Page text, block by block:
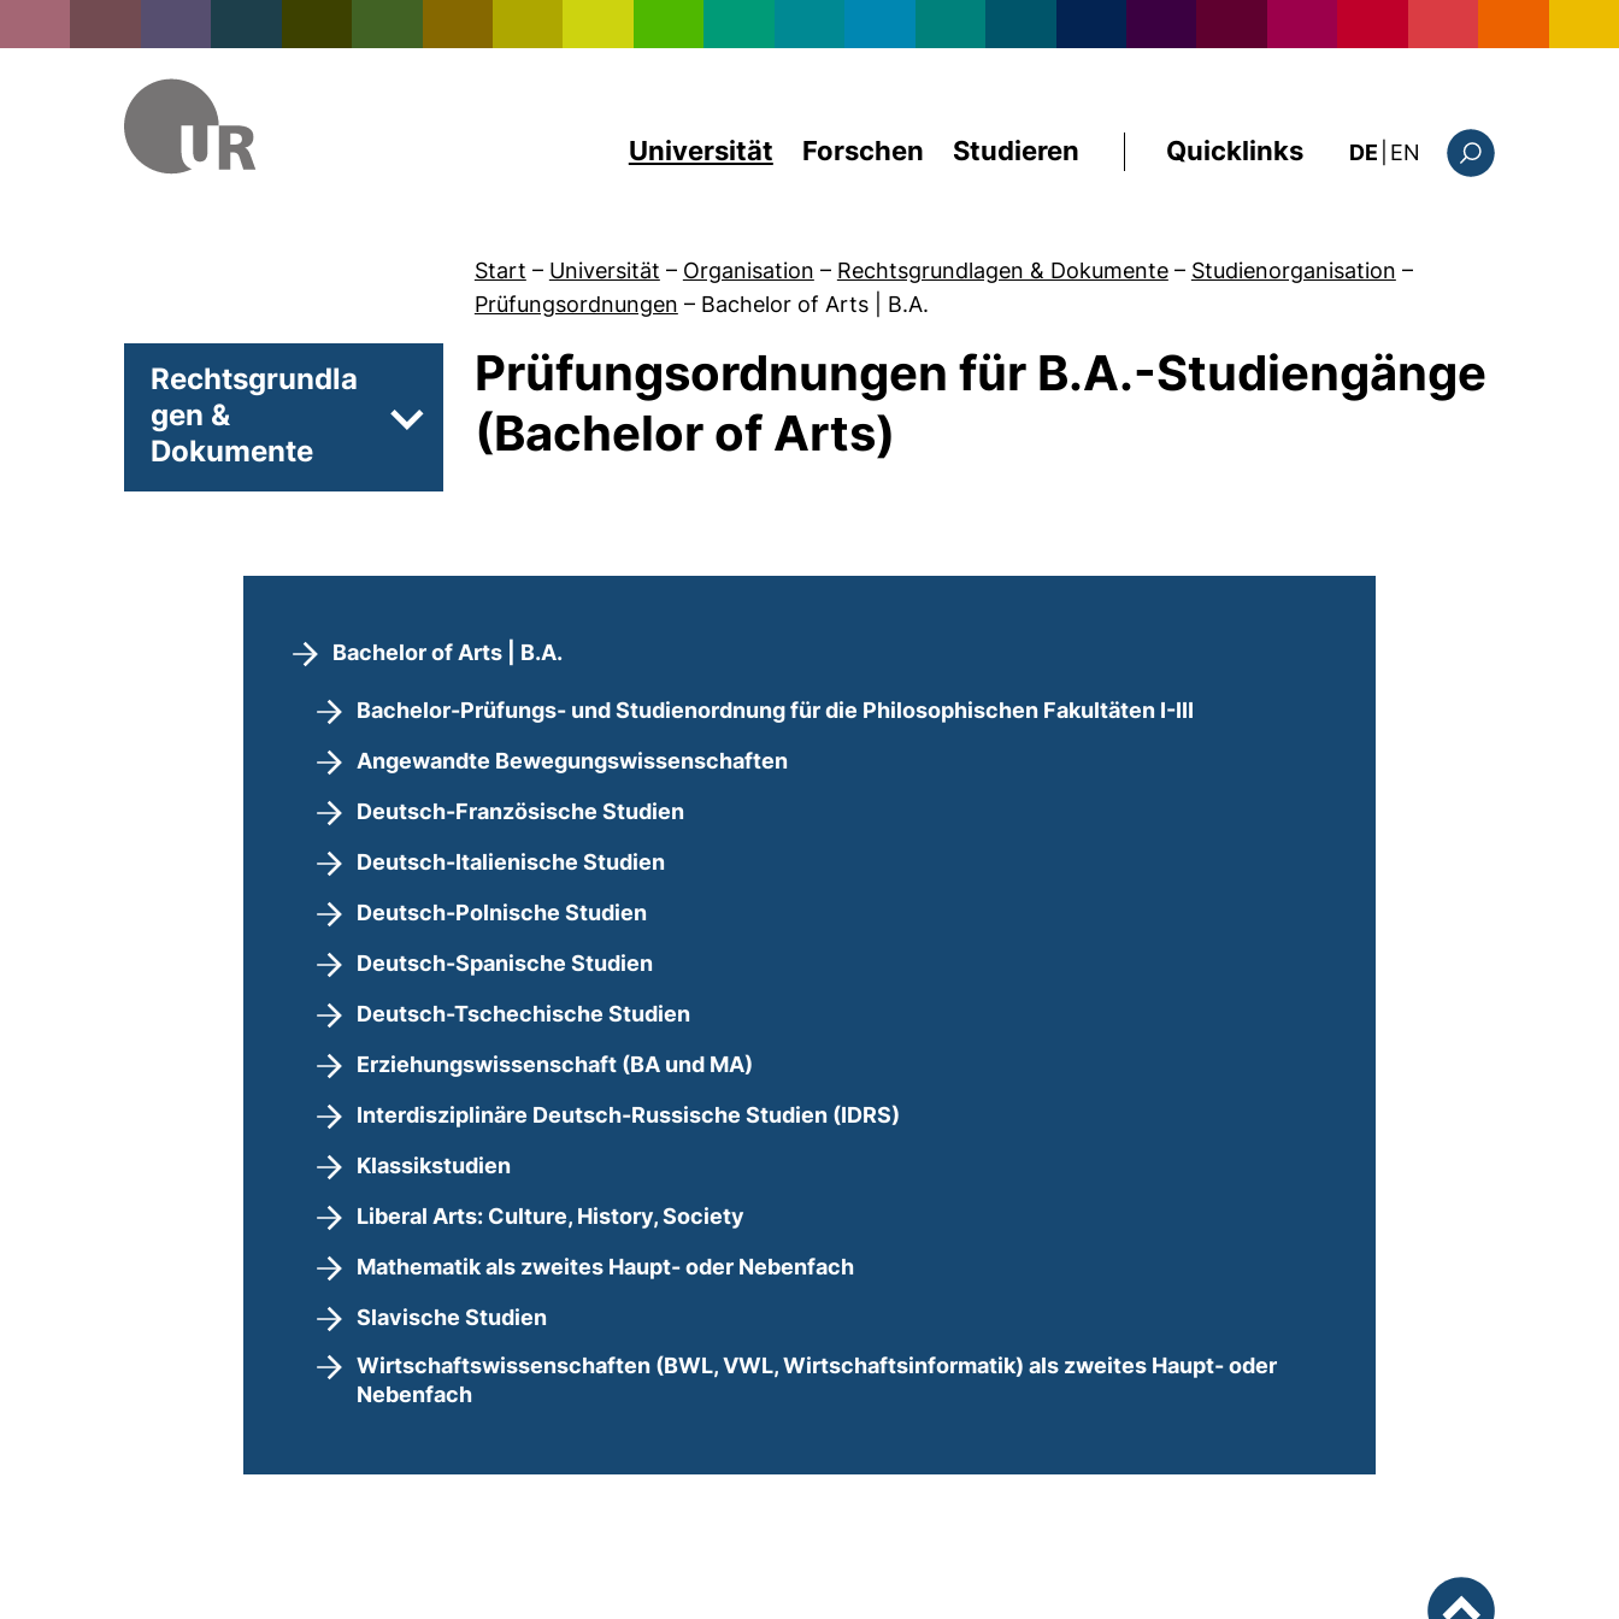
Universität Forschen Studieren Quicklinks DE EN : the current page
Start – Universität – Organisation – Rechtsgrundlagen & Dokumente – Studienorganisation –
Prüfungsordnungen – Bachelor of Arts | B.A.
Rechtsgrundla
gen &
Dokumente
Unterseiten von Forschung & Wissenschaft
Prüfungsordnungen für B.A.-Studiengänge
(Bachelor of Arts)
Bachelor of Arts | B.A.
Bachelor-Prüfungs- und Studienordnung für die Philosophischen Fakultäten I-III
Angewandte Bewegungswissenschaften
Deutsch-Französische Studien
Deutsch-Italienische Studien
Deutsch-Polnische Studien
Deutsch-Spanische Studien
Deutsch-Tschechische Studien
Erziehungswissenschaft (BA und MA)
Interdisziplinäre Deutsch-Russische Studien (IDRS)
Klassikstudien
Liberal Arts: Culture, History, Society
Mathematik als zweites Haupt- oder Nebenfach
Slavische Studien
Wirtschaftswissenschaften (BWL, VWL, Wirtschaftsinformatik) als zweites Haupt- oder
Nebenfach